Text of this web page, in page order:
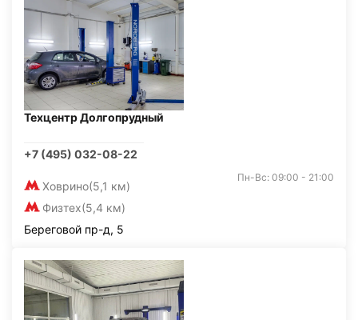
Техцентр Долгопрудный
+7 (495) 032-08-22
Ховрино(5,1 км)
Физтех(5,4 км)
Пн-Вс: 09:00 - 21:00
Береговой пр-д, 5